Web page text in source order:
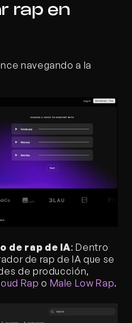
rap en
navegando a la
de rap de IA: Dentro
de rap de IA que se
de producción,
Rap o Male Low Rap.